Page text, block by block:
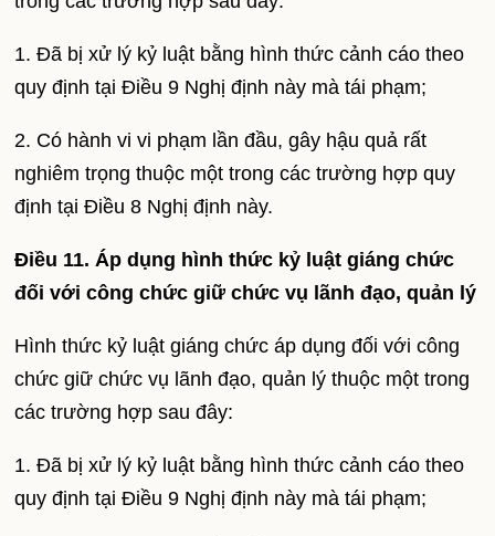
1. Đã bị xử lý kỷ luật bằng hình thức cảnh cáo theo
quy định tại Điều 9 Nghị định này mà tái phạm;
2. Có hành vi vi phạm lần đầu, gây hậu quả rất
nghiêm trọng thuộc một trong các trường hợp quy
định tại Điều 8 Nghị định này.
Điều 11. Áp dụng hình thức kỷ luật giáng chức
đối với công chức giữ chức vụ lãnh đạo, quản lý
Hình thức kỷ luật giáng chức áp dụng đối với công
chức giữ chức vụ lãnh đạo, quản lý thuộc một trong
các trường hợp sau đây:
1. Đã bị xử lý kỷ luật bằng hình thức cảnh cáo theo
quy định tại Điều 9 Nghị định này mà tái phạm;